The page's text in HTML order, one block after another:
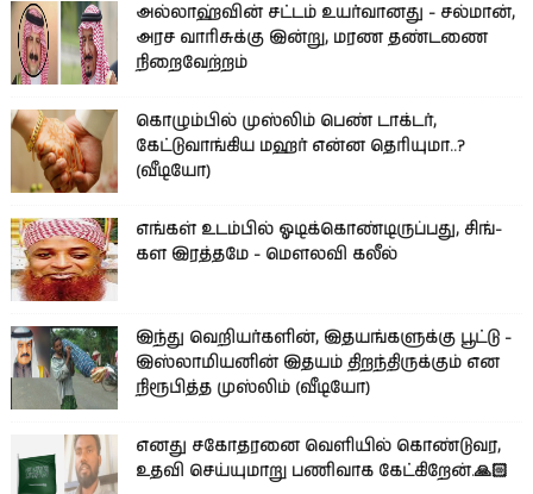
அல்லாஹ்வின் சட்டம் உயர்வானது - சல்மான்,
அரச வாரிசுக்கு இன்று, மரண தண்டணை
நிறைவேற்றம்
கொழும்பில் முஸ்லிம் பெண் டாக்டர்,
கேட்டுவாங்கிய மஹர் என்ன தெரியுமா..?
(வீடியோ)
எங்கள் உடம்பில் ஓடிக்­கொண்­டி­ருப்­பது, சிங்­
கள இரத்­தமே - மௌலவி கலீல்
இந்து வெறியர்களின், இதயங்களுக்கு பூட்டு -
இஸ்லாமியனின் இதயம் திறந்திருக்கும் என
நிரூபித்த முஸ்லிம் (வீடியோ)
எனது சகோதரனை வெளியில் கொண்டுவர,
உதவி செய்யுமாறு பணிவாக கேட்கிறேன்.🙏🏻